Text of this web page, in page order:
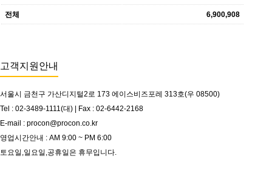
전체 6,900,908
고객지원안내
서울시 금천구 가산디지털2로 173 에이스비즈포레 313호(우 08500)
Tel : 02-3489-1111(대) | Fax : 02-6442-2168
E-mail : procon@procon.co.kr
영업시간안내 : AM 9:00 ~ PM 6:00
토요일,일요일,공휴일은 휴무입니다.